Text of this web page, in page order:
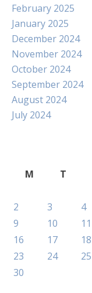
February 2025
January 2025
December 2024
November 2024
October 2024
September 2024
August 2024
July 2024
M
T
2
3 4
9
10 11
16
17 18
23
24 25
30